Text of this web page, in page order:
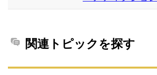
関連トピックを探す